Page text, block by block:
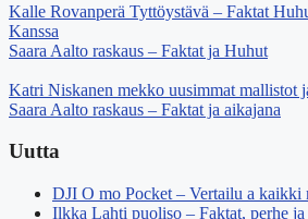
Kalle Rovanperä Tyttöystävä – Faktat
Kanssa
Saara Aalto raskaus – Faktat ja Huhut
Katri Niskanen mekko uusimmat mallistot
Saara Aalto raskaus – Faktat ja aikajana
Uutta
DJI O mo Pocket – Vertailu a kaikki
Ilkka Lahti puoliso – Faktat, perhe ja